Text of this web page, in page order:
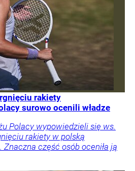
rakiety
surowo ocenili władze
Polacy wypowiedzieli się ws.
rakiety w polską
część osób oceniła ją